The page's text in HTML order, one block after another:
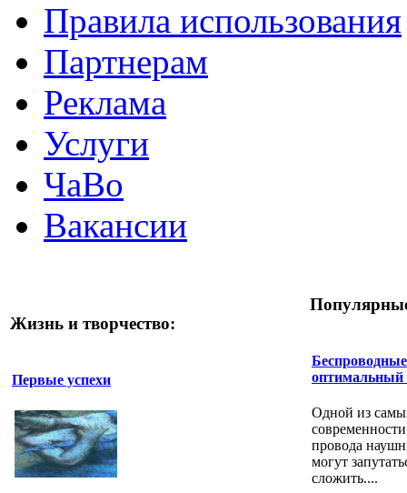
Правила использования
Партнерам
Реклама
Услуги
ЧаВо
Вакансии
Жизнь и творчество:
Первые успехи
оптимальный
Одной из
провода
могут
сложить....